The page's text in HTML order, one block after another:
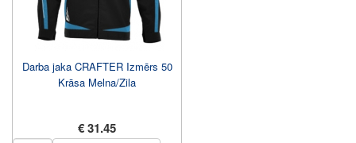
Darba jaka CRAFTER Izmērs 50
Krāsa Melna/Zila
€ 31.45